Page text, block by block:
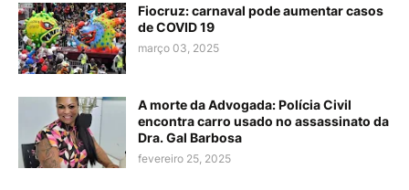
Fiocruz: carnaval pode aumentar casos
de COVID 19
março 03, 2025
A morte da Advogada: Polícia Civil
encontra carro usado no assassinato da
Dra. Gal Barbosa
fevereiro 25, 2025